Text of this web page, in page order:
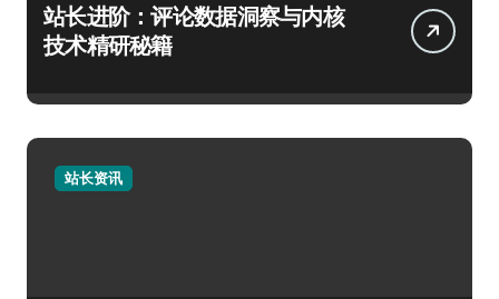
站长进阶：评论数据洞察与内核
技术精研秘籍
站长资讯